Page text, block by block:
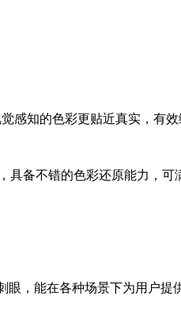
感知的色彩更贴近真实，有
备不错的色彩还原能力，可
，能在各种场景下为用户